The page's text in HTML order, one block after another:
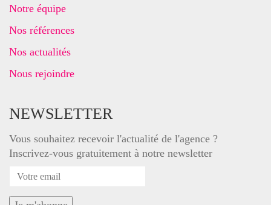
Notre équipe
Nos références
Nos actualités
Nous rejoindre
NEWSLETTER
Vous souhaitez recevoir l'actualité de l'agence ?
Inscrivez-vous gratuitement à notre newsletter